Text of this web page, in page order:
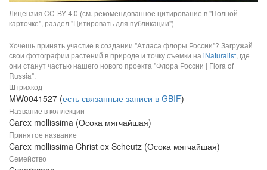
Лицензия CC-BY 4.0 (см. рекомендованное цитирование в "Полной
карточке", раздел "Цитировать для публикации")
Хочешь принять участие в создании "Атласа флоры России"? Загружай
свои фотографии растений в природе и точку съемки на iNaturalist, где
они станут частью нашего нового проекта "Флора России | Flora of
Russia".
Штрихкод
MW0041527 (есть связанные записи в GBIF)
Название в коллекции
Carex mollissima (Осока мягчайшая)
Принятое название
Carex mollissima Christ ex Scheutz (Осока мягчайшая)
Семейство